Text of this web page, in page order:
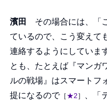
濱田
その場合には、「
ているので、こう変えて
連絡するようにしていま
とも、たとえば『マンガ
ルの戦場』はスマートフ
提になるので［ ★2 ］
、「